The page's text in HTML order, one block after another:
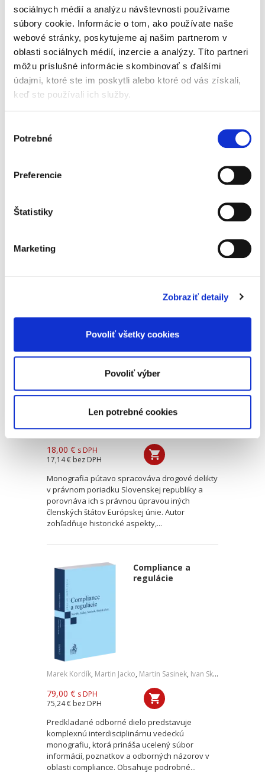
sociálnych médií a analýzu návštevnosti používame
súbory cookie. Informácie o tom, ako používate naše
webové stránky, poskytujeme aj našim partnerom v
oblasti sociálnych médií, inzercie a analýzy. Títo partneri
môžu príslušné informácie skombinovať s ďalšími
údajmi, ktoré ste im poskytli alebo ktoré od vás získali,
keď ste používali ich služby.
súhlasu
Potrebné
Preferencie
Štatistiky
Marketing
Zobraziť detaily
Povoliť všetky cookies
Povoliť výber
Len potrebné cookies
podmienky aplikácie a miesto v systéme
trestného práva. Osobitná pozornosť je
venovaná ich funkcii, účelu...
Extrémizmus v
20,95 €
je komplexne prepracovaná publikácia, ktorá
sa venuje trestnoprávnym,
nástrojom ochrany pred extrémizmom. Cieľom...
slovenskom a
NOVINKA
Michal Želonka
18,00 € s DPH
17,14 € bez DPH
Monografia pútavo spracováva drogové delikty
v právnom poriadku Slovenskej republiky a
porovnáva ich s právnou úpravou iných
členských štátov Európskej únie. Autor
zohľadňuje historické aspekty,...
Compliance a
regulácie
Marek Kordík, Martin Jacko, Martin Sasinek, Ivan Skaloš
79,00 € s DPH
75,24 € bez DPH
Predkladané odborné dielo predstavuje
komplexnú interdisciplinárnu vedeckú
monografiu, ktorá prináša ucelený súbor
informácií, poznatkov a odborných názorov v
oblasti compliance. Obsahuje podrobné...